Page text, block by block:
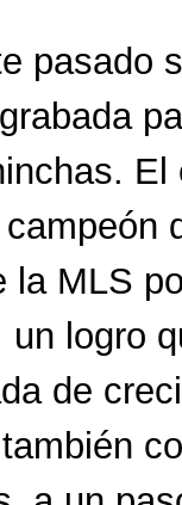
pasado
El
la MLS
logro
de